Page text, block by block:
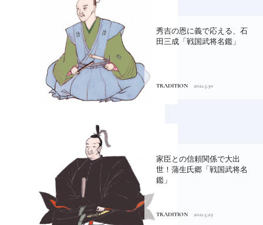
秀吉の恩に義で応える、石
田三成「戦国武将名鑑」
TRADITION 2021.5.30
家臣との信頼関係で大出
世！蒲生氏郷「戦国武将名
鑑」
TRADITION 2021.5.29